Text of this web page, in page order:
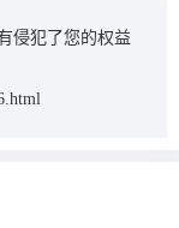
侵犯了您的权益